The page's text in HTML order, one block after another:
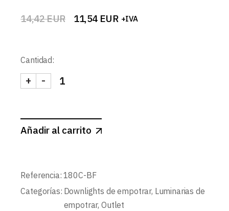
14,42EUR
El
14,42 EUR.
11,54 EUR
El
11,54 EUR.
+IVA
Cantidad:
DOWNLIGHT LED BLANCO MATE CUADRADO
-
+
Añadir al carrito
Referencia: 180C-BF
Categorías: Downlights de empotrar, Luminarias de
empotrar, Outlet